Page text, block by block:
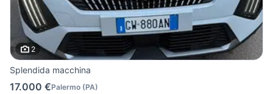
2
Splendida macchina
17.000 €Palermo (PA)